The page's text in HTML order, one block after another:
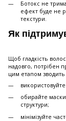
Ботокс не
ефект буде не
текстури.
Як
Щоб гладкість
надовго, потрібен
цим етапом зводить
обирайте
структури;
мінімізуйте